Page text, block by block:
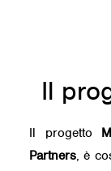
Il
Il progetto
Partners, è